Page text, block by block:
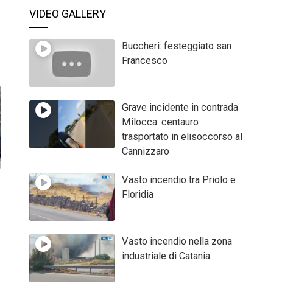
VIDEO GALLERY
Buccheri: festeggiato san
Francesco
Grave incidente in contrada
Milocca: centauro
trasportato in elisoccorso al
Cannizzaro
Vasto incendio tra Priolo e
Floridia
Vasto incendio nella zona
industriale di Catania